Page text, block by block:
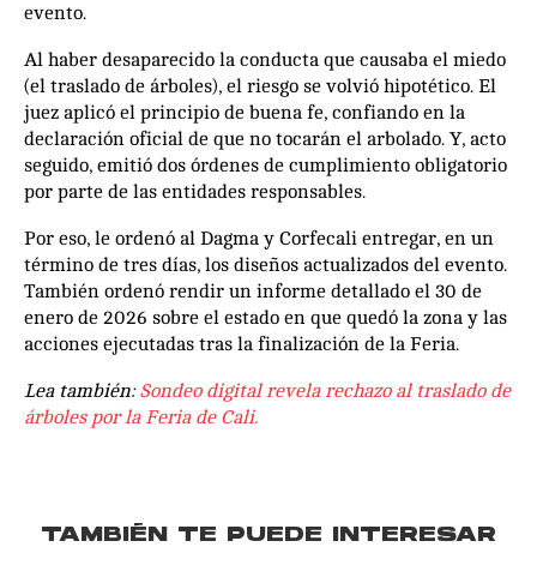
evento.
Al haber desaparecido la conducta que causaba el miedo
(el traslado de árboles), el riesgo se volvió hipotético. El
juez aplicó el principio de buena fe, confiando en la
declaración oficial de que no tocarán el arbolado. Y, acto
seguido, emitió dos órdenes de cumplimiento obligatorio
por parte de las entidades responsables.
Por eso, le ordenó al Dagma y Corfecali entregar, en un
término de tres días, los diseños actualizados del evento.
También ordenó rendir un informe detallado el 30 de
enero de 2026 sobre el estado en que quedó la zona y las
acciones ejecutadas tras la finalización de la Feria.
Lea también:Sondeo digital revela rechazo al traslado de
árboles por la Feria de Cali.
TAMBIÉN TE PUEDE INTERESAR